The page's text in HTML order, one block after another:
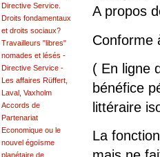
A propos
Conforme
( En ligne
bénéfice
littéraire
La
Directive Service.
Droits fondamentaux
et droits sociaux?
Travailleurs "libres"
nomades et lésés -
Directive Service -
Les affaires Rüffert,
Laval, Vaxholm
Accords de
Partenariat
Economique ou le
nouvel égoïsme
planétaire de